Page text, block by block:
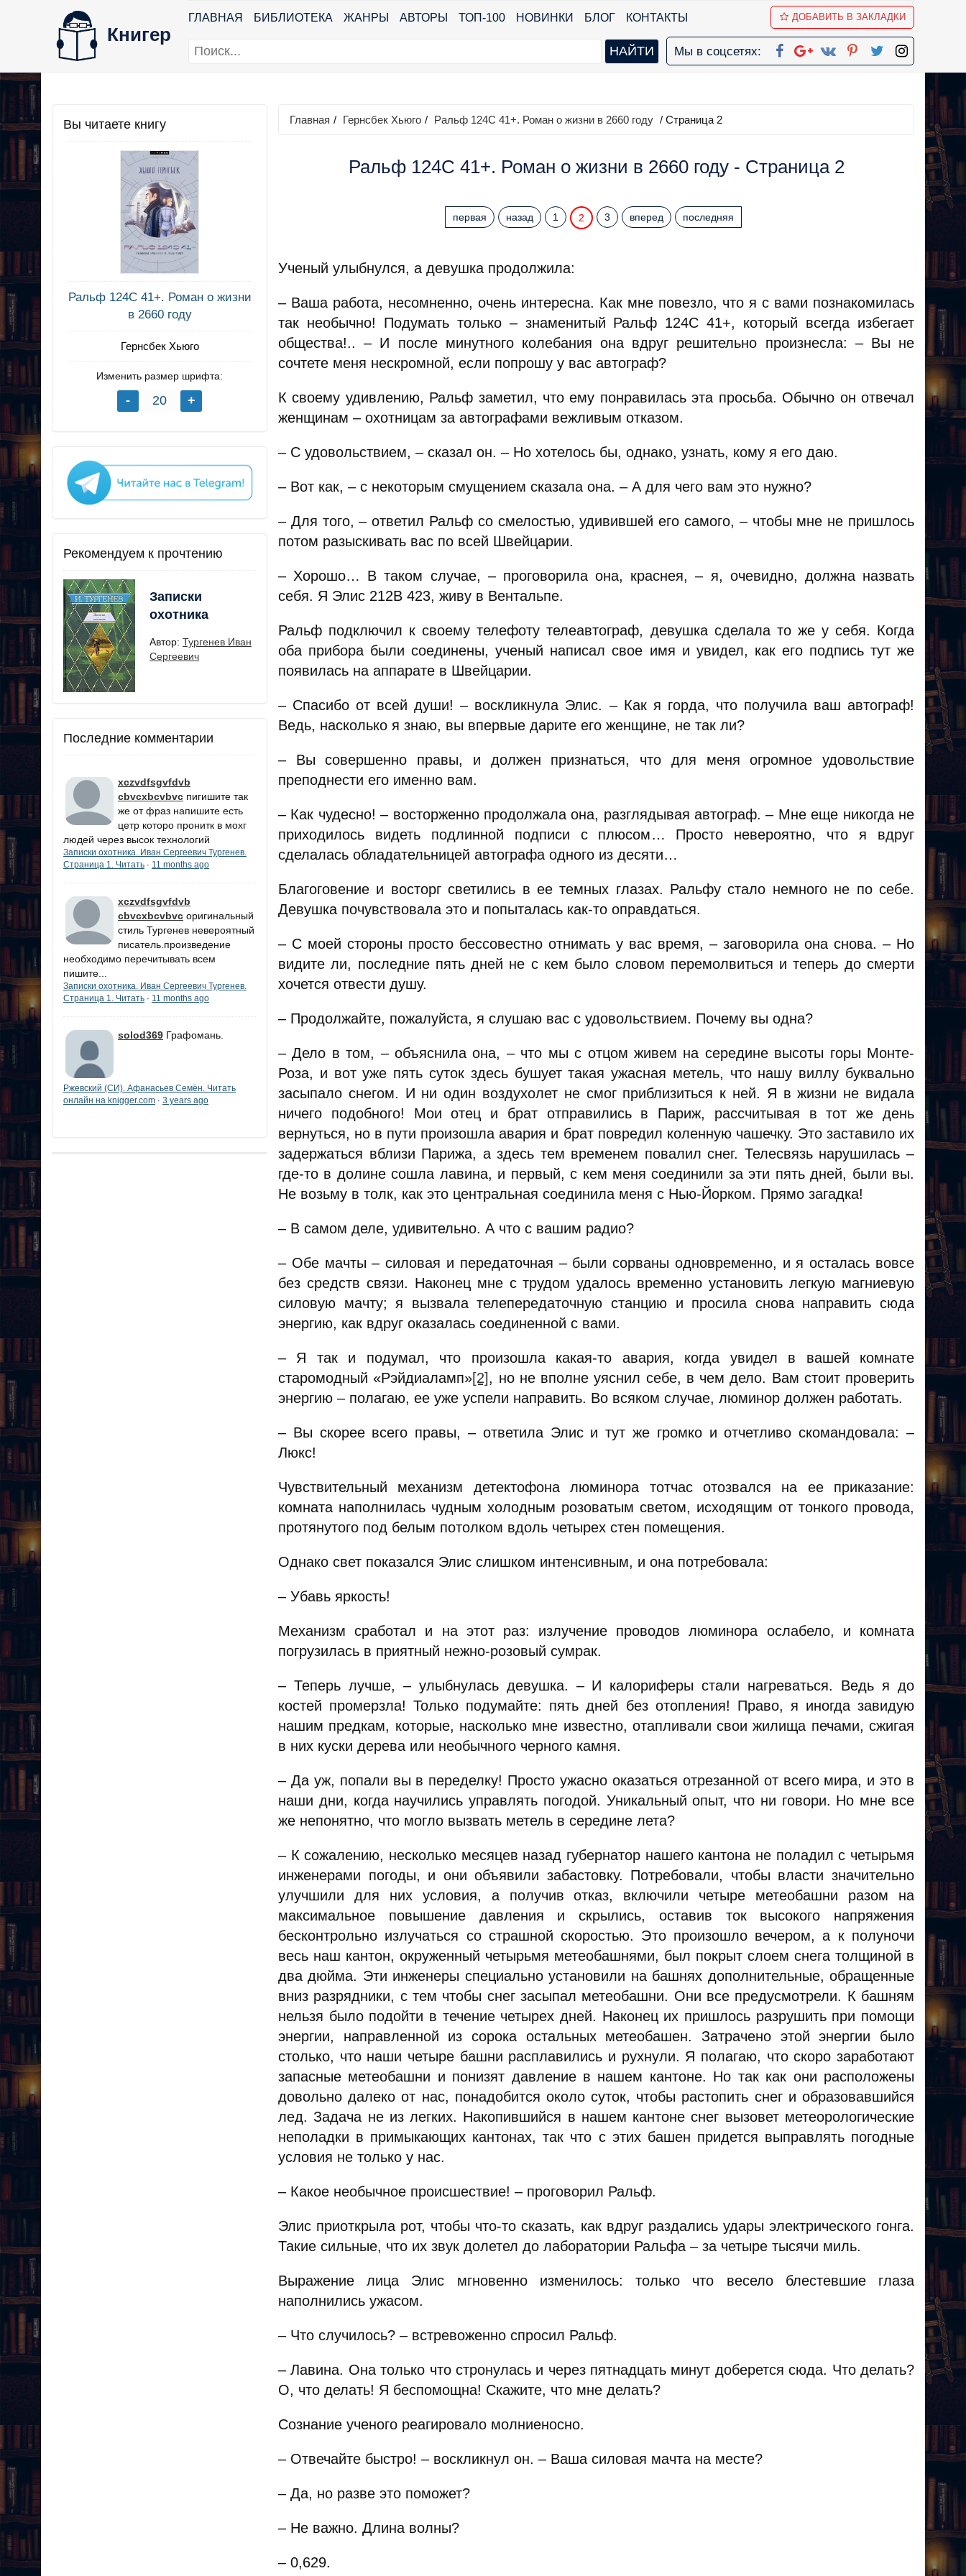
Книгер
ГЛАВНАЯ БИБЛИОТЕКА ЖАНРЫ АВТОРЫ ТОП-100 НОВИНКИ БЛОГ КОНТАКТЫ ДОБАВИТЬ В ЗАКЛАДКИ
Мы в соцсетях:
Вы читаете книгу
Ральф 124С 41+. Роман о жизни
в 2660 году
Гернсбек Хьюго
Изменить размер шрифта:
Рекомендуем к прочтению
Записки
охотника
Автор: Тургенев Иван
Сергеевич
Последние комментарии
xczvdfsgvfdvb
cbvcxbcvbvc пигишите так
же от фраз напишите есть
цетр которо пронитк в мохг
людей через высок технологий
Записки охотника. Иван Сергеевич Тургенев.
Страница 1. Читать · 11 months ago
xczvdfsgvfdvb
cbvcxbcvbvc оригинальный
стиль Тургенев невероятный
писатель.произведение
необходимо перечитывать всем
пишите...
Записки охотника. Иван Сергеевич Тургенев.
Страница 1. Читать · 11 months ago
solod369 Графомань.
Ржевский (СИ). Афанасьев Семён. Читать
онлайн на knigger.com · 3 years ago
Главная / Гернсбек Хьюго / Ральф 124С 41+. Роман о жизни в 2660 году / Страница 2
Ральф 124С 41+. Роман о жизни в 2660 году - Страница 2
первая назад 1 2 3 вперед последняя
Ученый улыбнулся, а девушка продолжила:
– Ваша работа, несомненно, очень интересна. Как мне повезло, что я с вами познакомилась
так необычно! Подумать только – знаменитый Ральф 124С 41+, который всегда избегает
общества!.. – И после минутного колебания она вдруг решительно произнесла: – Вы не
сочтете меня нескромной, если попрошу у вас автограф?
К своему удивлению, Ральф заметил, что ему понравилась эта просьба. Обычно он отвечал
женщинам – охотницам за автографами вежливым отказом.
– С удовольствием, – сказал он. – Но хотелось бы, однако, узнать, кому я его даю.
– Вот как, – с некоторым смущением сказала она. – А для чего вам это нужно?
– Для того, – ответил Ральф со смелостью, удивившей его самого, – чтобы мне не пришлось
потом разыскивать вас по всей Швейцарии.
– Хорошо… В таком случае, – проговорила она, краснея, – я, очевидно, должна назвать
себя. Я Элис 212В 423, живу в Вентальпе.
Ральф подключил к своему телефоту телеавтограф, девушка сделала то же у себя. Когда
оба прибора были соединены, ученый написал свое имя и увидел, как его подпись тут же
появилась на аппарате в Швейцарии.
– Спасибо от всей души! – воскликнула Элис. – Как я горда, что получила ваш автограф!
Ведь, насколько я знаю, вы впервые дарите его женщине, не так ли?
– Вы совершенно правы, и должен признаться, что для меня огромное удовольствие
преподнести его именно вам.
– Как чудесно! – восторженно продолжала она, разглядывая автограф. – Мне еще никогда не
приходилось видеть подлинной подписи с плюсом… Просто невероятно, что я вдруг
сделалась обладательницей автографа одного из десяти…
Благоговение и восторг светились в ее темных глазах. Ральфу стало немного не по себе.
Девушка почувствовала это и попыталась как-то оправдаться.
– С моей стороны просто бессовестно отнимать у вас время, – заговорила она снова. – Но
видите ли, последние пять дней не с кем было словом перемолвиться и теперь до смерти
хочется отвести душу.
– Продолжайте, пожалуйста, я слушаю вас с удовольствием. Почему вы одна?
– Дело в том, – объяснила она, – что мы с отцом живем на середине высоты горы Монте-
Роза, и вот уже пять суток здесь бушует такая ужасная метель, что нашу виллу буквально
засыпало снегом. И ни один воздухолет не смог приблизиться к ней. Я в жизни не видала
ничего подобного! Мои отец и брат отправились в Париж, рассчитывая в тот же день
вернуться, но в пути произошла авария и брат повредил коленную чашечку. Это заставило их
задержаться вблизи Парижа, а здесь тем временем повалил снег. Телесвязь нарушилась –
где-то в долине сошла лавина, и первый, с кем меня соединили за эти пять дней, были вы.
Не возьму в толк, как это центральная соединила меня с Нью-Йорком. Прямо загадка!
– В самом деле, удивительно. А что с вашим радио?
– Обе мачты – силовая и передаточная – были сорваны одновременно, и я осталась вовсе
без средств связи. Наконец мне с трудом удалось временно установить легкую магниевую
силовую мачту; я вызвала телепередаточную станцию и просила снова направить сюда
энергию, как вдруг оказалась соединенной с вами.
– Я так и подумал, что произошла какая-то авария, когда увидел в вашей комнате
старомодный «Рэйдиаламп»[2], но не вполне уяснил себе, в чем дело. Вам стоит проверить
энергию – полагаю, ее уже успели направить. Во всяком случае, люминор должен работать.
– Вы скорее всего правы, – ответила Элис и тут же громко и отчетливо скомандовала: –
Люкс!
Чувствительный механизм детектофона люминора тотчас отозвался на ее приказание:
комната наполнилась чудным холодным розоватым светом, исходящим от тонкого провода,
протянутого под белым потолком вдоль четырех стен помещения.
Однако свет показался Элис слишком интенсивным, и она потребовала:
– Убавь яркость!
Механизм сработал и на этот раз: излучение проводов люминора ослабело, и комната
погрузилась в приятный нежно-розовый сумрак.
– Теперь лучше, – улыбнулась девушка. – И калориферы стали нагреваться. Ведь я до
костей промерзла! Только подумайте: пять дней без отопления! Право, я иногда завидую
нашим предкам, которые, насколько мне известно, отапливали свои жилища печами, сжигая
в них куски дерева или необычного черного камня.
– Да уж, попали вы в переделку! Просто ужасно оказаться отрезанной от всего мира, и это в
наши дни, когда научились управлять погодой. Уникальный опыт, что ни говори. Но мне все
же непонятно, что могло вызвать метель в середине лета?
– К сожалению, несколько месяцев назад губернатор нашего кантона не поладил с четырьмя
инженерами погоды, и они объявили забастовку. Потребовали, чтобы власти значительно
улучшили для них условия, а получив отказ, включили четыре метеобашни разом на
максимальное повышение давления и скрылись, оставив ток высокого напряжения
бесконтрольно излучаться со страшной скоростью. Это произошло вечером, а к полуночи
весь наш кантон, окруженный четырьмя метеобашнями, был покрыт слоем снега толщиной в
два дюйма. Эти инженеры специально установили на башнях дополнительные, обращенные
вниз разрядники, с тем чтобы снег засыпал метеобашни. Они все предусмотрели. К башням
нельзя было подойти в течение четырех дней. Наконец их пришлось разрушить при помощи
энергии, направленной из сорока остальных метеобашен. Затрачено этой энергии было
столько, что наши четыре башни расплавились и рухнули. Я полагаю, что скоро заработают
запасные метеобашни и понизят давление в нашем кантоне. Но так как они расположены
довольно далеко от нас, понадобится около суток, чтобы растопить снег и образовавшийся
лед. Задача не из легких. Накопившийся в нашем кантоне снег вызовет метеорологические
неполадки в примыкающих кантонах, так что с этих башен придется выправлять погодные
условия не только у нас.
– Какое необычное происшествие! – проговорил Ральф.
Элис приоткрыла рот, чтобы что-то сказать, как вдруг раздались удары электрического гонга.
Такие сильные, что их звук долетел до лаборатории Ральфа – за четыре тысячи миль.
Выражение лица Элис мгновенно изменилось: только что весело блестевшие глаза
наполнились ужасом.
– Что случилось? – встревоженно спросил Ральф.
– Лавина. Она только что стронулась и через пятнадцать минут доберется сюда. Что делать?
О, что делать! Я беспомощна! Скажите, что мне делать?
Сознание ученого реагировало молниеносно.
– Отвечайте быстро! – воскликнул он. – Ваша силовая мачта на месте?
– Да, но разве это поможет?
– Не важно. Длина волны?
– 0,629.